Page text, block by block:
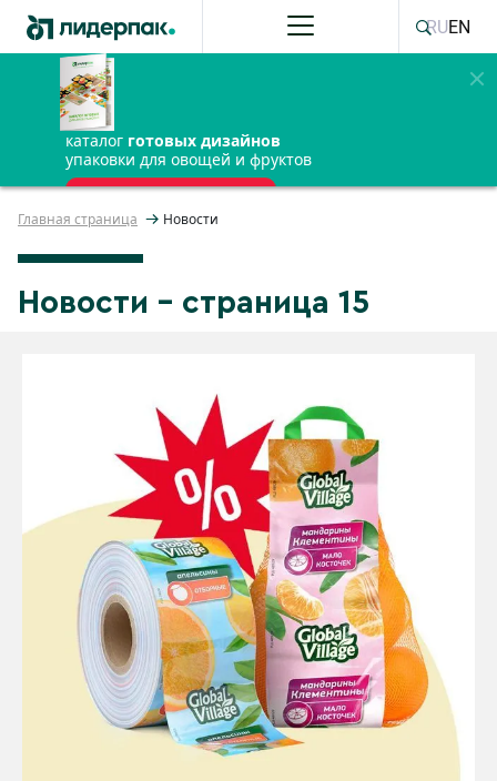
каталог готовых дизайнов
упаковки для овощей и фруктов
ПОЛУЧИТЬ БЕСПЛАТНО
RUEN
Главная страница Новости
Новости - страница 15